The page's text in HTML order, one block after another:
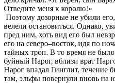
Отведите меня к королю!»
Поэтому дозорные не убили
велели остановиться. Однако,
пред ним, хоть вид его был
его на северо–восток, идя по
тайных троп. В то время не
буйный Нарог, вблизи врат
Нарог впадал Гинглит, течение
там, эльфы повернули вновь на